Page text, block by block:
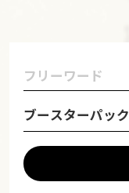
ブースターパッ